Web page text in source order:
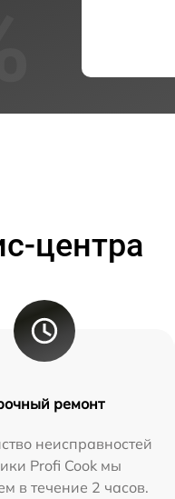
центра
ремонт
неисправностей
Profi Cook мы
в течение 2 часов.